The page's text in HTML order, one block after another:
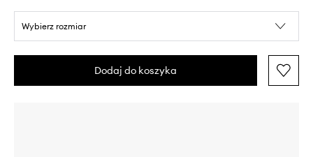
Wybierz rozmiar
Dodaj do koszyka